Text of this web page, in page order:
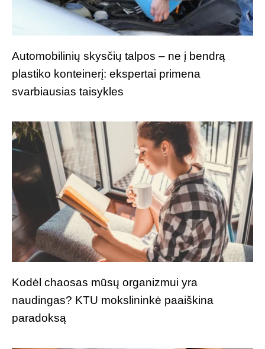
Automobilinių skysčių talpos – ne į bendrą
plastiko konteinerį: ekspertai primena
svarbiausias taisykles
Kodėl chaosas mūsų organizmui yra
naudingas? KTU mokslininkė paaiškina
paradoksą